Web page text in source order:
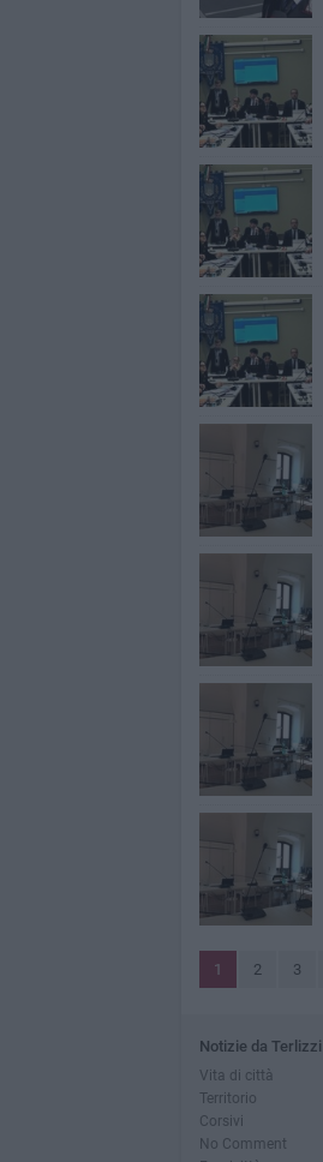
1 2 3
Notizie da Terlizzi
Vita di città
Territorio
Corsivi
No Comment